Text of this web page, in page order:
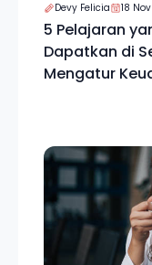
Devy Felicia 18
5 Pelajaran
Dapatkan di
Mengatur